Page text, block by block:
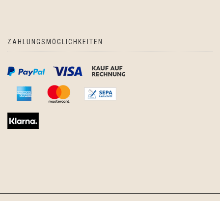
ZAHLUNGSMÖGLICHKEITEN